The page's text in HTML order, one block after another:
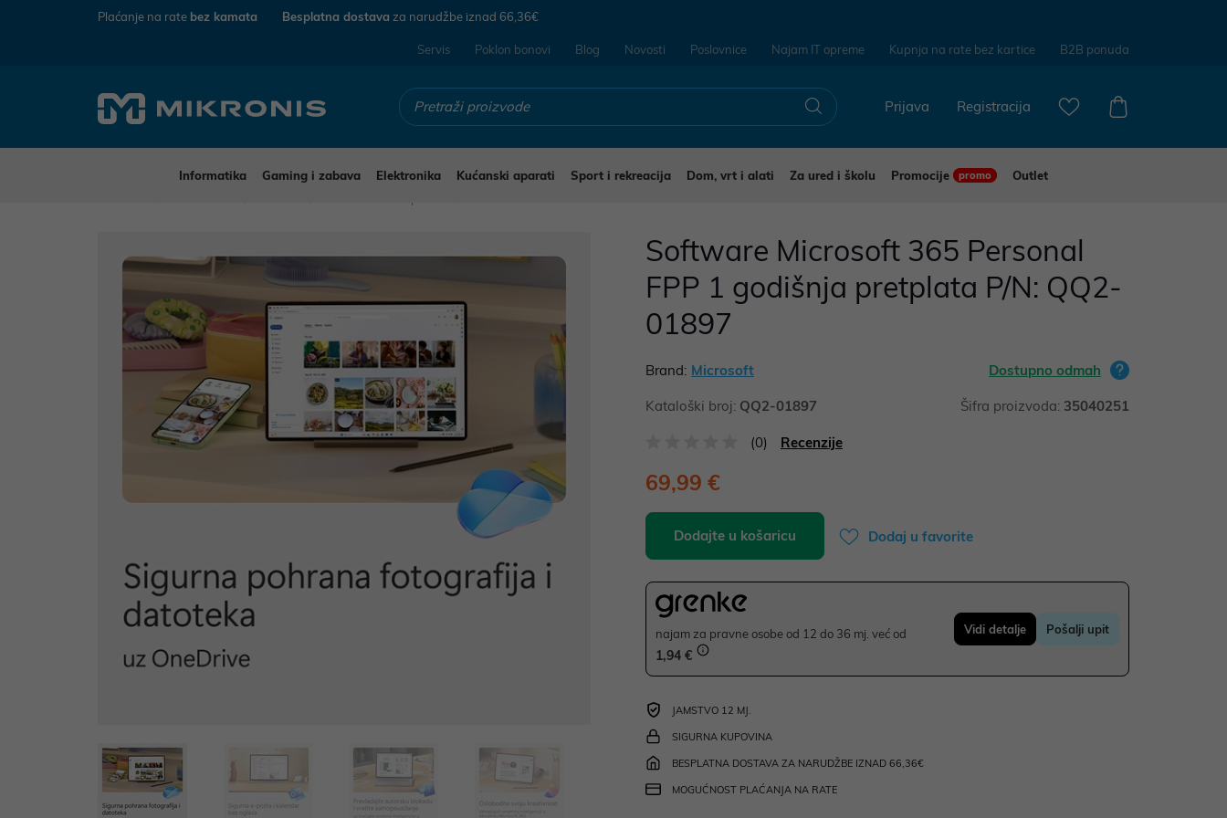
Plaćanje na rate bez kamata Besplatna dostava za narudžbe iznad 66,36€
Servis Poklon bonovi Blog Novosti Poslovnice Najam IT opreme Kupnja na rate bez kartice B2B ponuda
Registracija
Prijava
Informatika Gaming i zabava Elektronika Kućanski aparati Sport i rekreacija Dom, vrt i alati Za ured i školu Promocije promo
Outlet
Software Microsoft 365 Personal
FPP 1 godišnja pretplata P/N: QQ2-
01897
Brand: Microsoft Dostupno odmah
Kataloški broj: QQ2-01897 Šifra proizvoda: 35040251
(0) Recenzije
69,99 €
Dodajte u košaricu Dodaj u favorite
najam za pravne osobe od 12 do 36 mj. već od
1,94 €
Vidi detalje Pošalji upit
JAMSTVO 12 MJ.
SIGURNA KUPOVINA
BESPLATNA DOSTAVA ZA NARUDŽBE IZNAD 66,36€
MOGUĆNOST PLAĆANJA NA RATE